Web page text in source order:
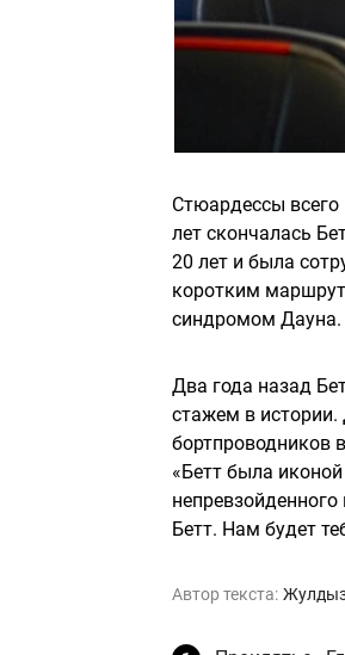
Стюардессы всего
лет скончалась
20 лет и была
коротким
синдромом Дауна.
Два года назад
стажем в истории.
бортпроводников
«Бетт была
Бетт. Нам будет
Автор текста: